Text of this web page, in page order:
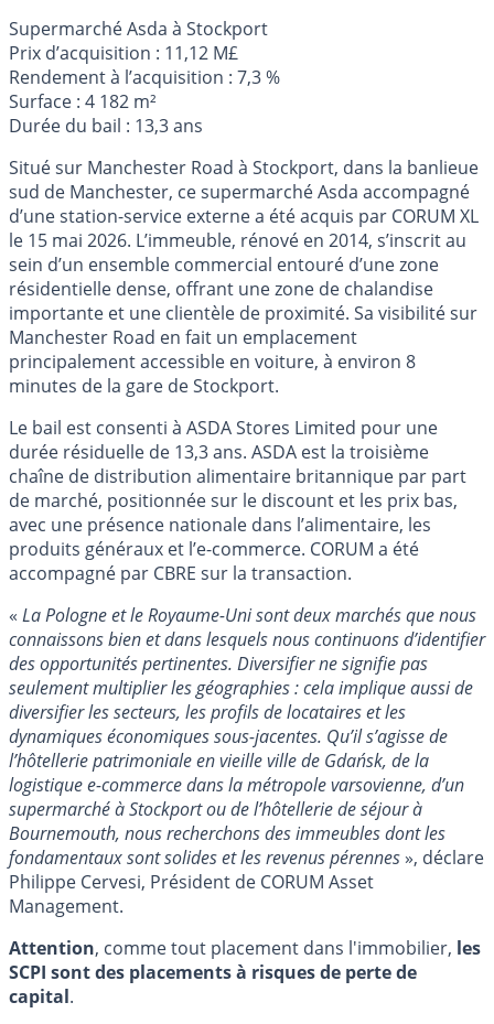
Supermarché Asda à Stockport
Prix d’acquisition : 11,12 M£
Rendement à l’acquisition : 7,3 %
Surface : 4 182 m²
Durée du bail : 13,3 ans
Situé sur Manchester Road à Stockport, dans la banlieue
sud de Manchester, ce supermarché Asda accompagné
d’une station-service externe a été acquis par CORUM XL
le 15 mai 2026. L’immeuble, rénové en 2014, s’inscrit au
sein d’un ensemble commercial entouré d’une zone
résidentielle dense, offrant une zone de chalandise
importante et une clientèle de proximité. Sa visibilité sur
Manchester Road en fait un emplacement
principalement accessible en voiture, à environ 8
minutes de la gare de Stockport.
Le bail est consenti à ASDA Stores Limited pour une
durée résiduelle de 13,3 ans. ASDA est la troisième
chaîne de distribution alimentaire britannique par part
de marché, positionnée sur le discount et les prix bas,
avec une présence nationale dans l’alimentaire, les
produits généraux et l’e-commerce. CORUM a été
accompagné par CBRE sur la transaction.
« La Pologne et le Royaume-Uni sont deux marchés que nous
connaissons bien et dans lesquels nous continuons d’identifier
des opportunités pertinentes. Diversifier ne signifie pas
seulement multiplier les géographies : cela implique aussi de
diversifier les secteurs, les profils de locataires et les
dynamiques économiques sous-jacentes. Qu’il s’agisse de
l’hôtellerie patrimoniale en vieille ville de Gdańsk, de la
logistique e-commerce dans la métropole varsovienne, d’un
supermarché à Stockport ou de l’hôtellerie de séjour à
Bournemouth, nous recherchons des immeubles dont les
fondamentaux sont solides et les revenus pérennes», déclare
Philippe Cervesi, Président de CORUM Asset
Management.
Attention, comme tout placement dans l'immobilier, les
SCPI sont des placements à risques de perte de
capital.